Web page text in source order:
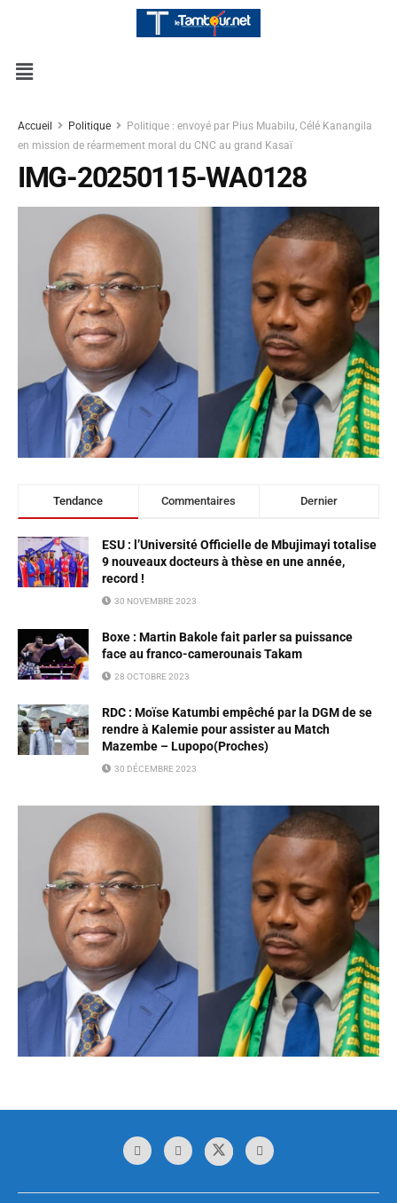
Accueil Politique
Politique : envoyé par Pius Muabilu, Célé Kanangila
en mission de réarmement moral du CNC au grand Kasaï
IMG-20250115-WA0128
Tendance Commentaires Dernier
ESU : l’Université Officielle de Mbujimayi totalise
9 nouveaux docteurs à thèse en une année,
record !
30 NOVEMBRE 2023
Boxe : Martin Bakole fait parler sa puissance
face au franco-camerounais Takam
28 OCTOBRE 2023
RDC : Moïse Katumbi empêché par la DGM de se
rendre à Kalemie pour assister au Match
Mazembe – Lupopo(Proches)
30 DÉCEMBRE 2023